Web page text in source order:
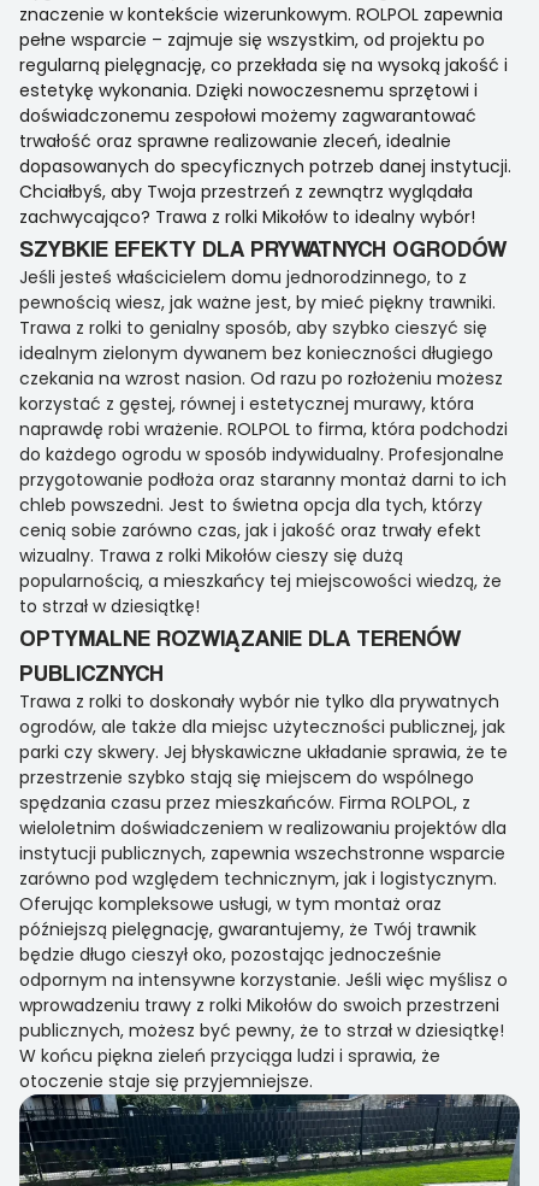
znaczenie w kontekście wizerunkowym. ROLPOL zapewnia
pełne wsparcie – zajmuje się wszystkim, od projektu po
regularną pielęgnację, co przekłada się na wysoką jakość i
estetykę wykonania. Dzięki nowoczesnemu sprzętowi i
doświadczonemu zespołowi możemy zagwarantować
trwałość oraz sprawne realizowanie zleceń, idealnie
dopasowanych do specyficznych potrzeb danej instytucji.
Chciałbyś, aby Twoja przestrzeń z zewnątrz wyglądała
zachwycająco? Trawa z rolki Mikołów to idealny wybór!
SZYBKIE EFEKTY DLA PRYWATNYCH OGRODÓW
Jeśli jesteś właścicielem domu jednorodzinnego, to z
pewnością wiesz, jak ważne jest, by mieć piękny trawniki.
Trawa z rolki to genialny sposób, aby szybko cieszyć się
idealnym zielonym dywanem bez konieczności długiego
czekania na wzrost nasion. Od razu po rozłożeniu możesz
korzystać z gęstej, równej i estetycznej murawy, która
naprawdę robi wrażenie. ROLPOL to firma, która podchodzi
do każdego ogrodu w sposób indywidualny. Profesjonalne
przygotowanie podłoża oraz staranny montaż darni to ich
chleb powszedni. Jest to świetna opcja dla tych, którzy
cenią sobie zarówno czas, jak i jakość oraz trwały efekt
wizualny. Trawa z rolki Mikołów cieszy się dużą
popularnością, a mieszkańcy tej miejscowości wiedzą, że
to strzał w dziesiątkę!
OPTYMALNE ROZWIĄZANIE DLA TERENÓW
PUBLICZNYCH
Trawa z rolki to doskonały wybór nie tylko dla prywatnych
ogrodów, ale także dla miejsc użyteczności publicznej, jak
parki czy skwery. Jej błyskawiczne układanie sprawia, że te
przestrzenie szybko stają się miejscem do wspólnego
spędzania czasu przez mieszkańców. Firma ROLPOL, z
wieloletnim doświadczeniem w realizowaniu projektów dla
instytucji publicznych, zapewnia wszechstronne wsparcie
zarówno pod względem technicznym, jak i logistycznym.
Oferując kompleksowe usługi, w tym montaż oraz
późniejszą pielęgnację, gwarantujemy, że Twój trawnik
będzie długo cieszył oko, pozostając jednocześnie
odpornym na intensywne korzystanie. Jeśli więc myślisz o
wprowadzeniu trawy z rolki Mikołów do swoich przestrzeni
publicznych, możesz być pewny, że to strzał w dziesiątkę!
W końcu piękna zieleń przyciąga ludzi i sprawia, że
otoczenie staje się przyjemniejsze.